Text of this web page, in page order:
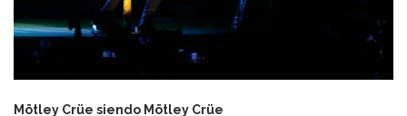
Mötley Crüe siendo Mötley Crüe